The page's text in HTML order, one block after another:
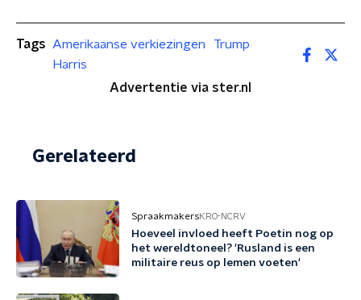
Tags Amerikaanse verkiezingen
Trump
Harris
Advertentie via ster.nl
Gerelateerd
SpraakmakersKRO-NCRV
Hoeveel invloed heeft Poetin nog op
het wereldtoneel? 'Rusland is een
militaire reus op lemen voeten'